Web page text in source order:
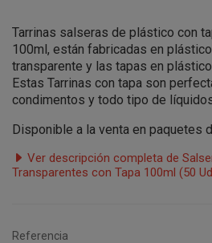
Tarrinas salseras de plástico con
100ml, están fabricadas en
transparente y las tapas en
Estas Tarrinas con tapa son
condimentos y todo tipo de
Disponible a la venta en paquetes
Ver descripción completa de
Transparentes con Tapa 100ml (50
Referencia